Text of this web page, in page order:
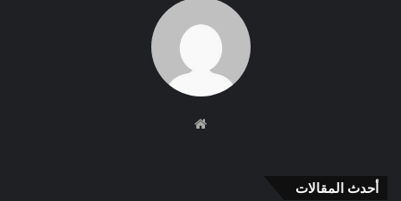
أحدث المقالات